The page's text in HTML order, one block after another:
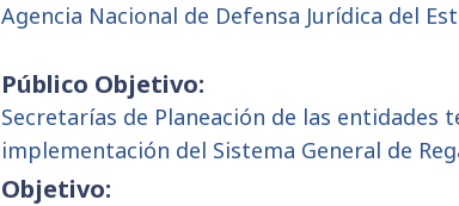
Agencia Nacional de Defensa Jurídica del
Público Objetivo:
Secretarías de Planeación de las
implementación del Sistema General de
Objetivo: